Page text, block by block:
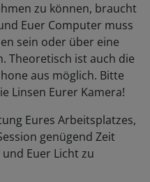
zu können, braucht
Euer Computer muss
sein oder über eine
Theoretisch ist auch die
aus möglich. Bitte
Linsen Eurer Kamera!
Eures Arbeitsplatzes,
genügend Zeit
Euer Licht zu